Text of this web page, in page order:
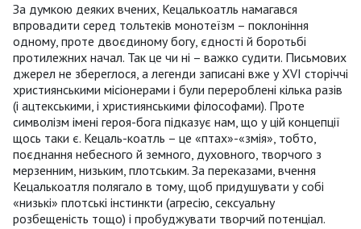
За думкою деяких вчених, Кецалькоатль намагався
впровадити серед тольтеків монотеїзм – поклоніння
одному, проте двоєдиному богу, єдності й боротьбі
протилежних начал. Так це чи ні – важко судити. Письмових
джерел не збереглося, а легенди записані вже у XVI сторіччі
християнськими місіонерами і були перероблені кілька разів
(і ацтекськими, і християнськими філософами). Проте
символізм імені героя-бога підказує нам, що у цій концепції
щось таки є. Кецаль-коатль – це «птах»-«змія», тобто,
поєднання небесного й земного, духовного, творчого з
мерзенним, низьким, плотським. За переказами, вчення
Кецалькоатля полягало в тому, щоб придушувати у собі
«низькі» плотські інстинкти (агресію, сексуальну
розбещеність тощо) і пробуджувати творчий потенціал.